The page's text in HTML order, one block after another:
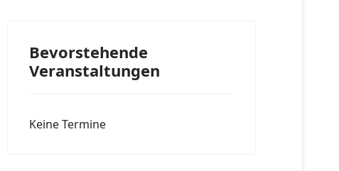
Bevorstehende
Veranstaltungen
Keine Termine